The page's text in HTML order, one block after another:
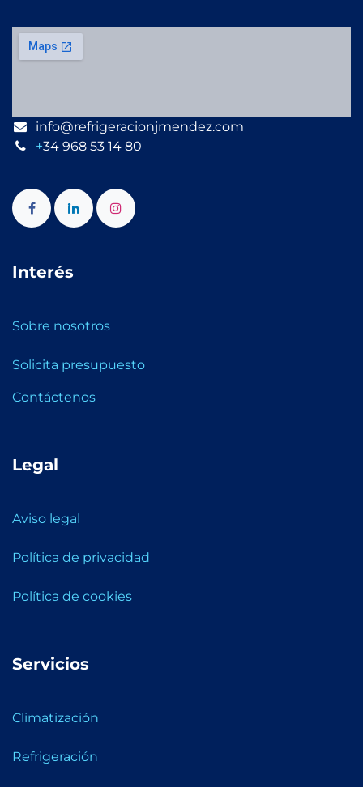
info@refrigeracionjmendez.com
+34 968 53 14 80
Interés
Sobre nosotros
Solicita presupuesto
Contáctenos
Legal
Aviso legal
Política de privacidad
Política de cookies
Servicios
Climatización
Refrigeración